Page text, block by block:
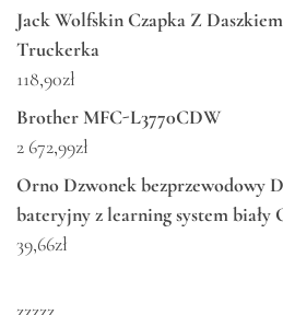
Jack Wolfskin Czapka Z
Truckerka
118,90zł
Brother MFC-L3770CDW
2 672,99zł
Orno Dzwonek bezprzewodowy
bateryjny z learning system biały
39,66zł